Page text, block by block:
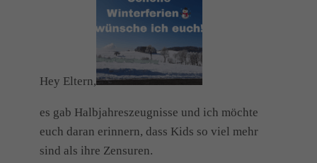
Hey Eltern,
es gab Halbjahreszeugnisse und ich möchte
euch daran erinnern, dass Kids so viel mehr
sind als ihre Zensuren.